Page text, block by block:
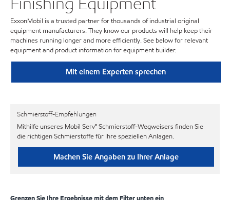
ExxonMobil is a trusted partner for thousands of industrial original
equipment manufacturers. They know our products will help keep their
machines running longer and more efficiently. See below for relevant
equipment and product information for equipment builder.
Mit einem Experten sprechen
Schmierstoff-Empfehlungen
Mithilfe unseres Mobil Serv℠ Schmierstoff-Wegweisers finden Sie
die richtigen Schmierstoffe für Ihre speziellen Anlagen.
Machen Sie Angaben zu Ihrer Anlage